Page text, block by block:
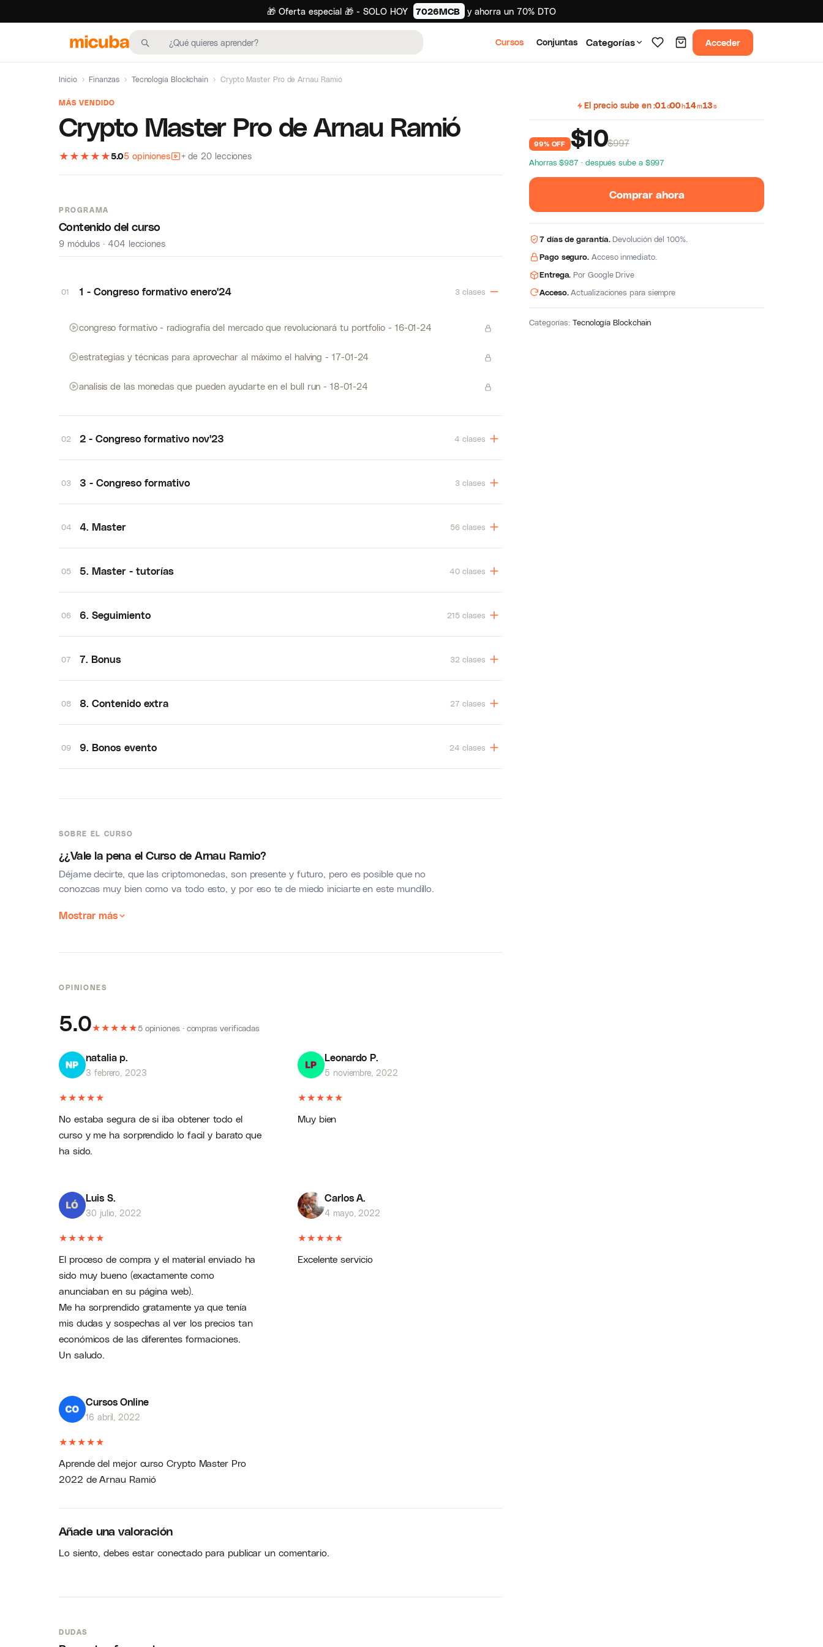
🎁 Oferta especial 🎁 - SOLO HOY 7026MCB y ahorra un 70% DTO
Cursos Conjuntas Categorías Acceder
Inicio › Finanzas › Tecnología Blockchain › Crypto Master Pro de Arnau Ramió
MÁS VENDIDO
Crypto Master Pro de Arnau Ramió
★ ★ ★ ★ ★5.05 opiniones + de 20 lecciones
SOBRE EL CURSO
¿¿Vale la pena el Curso de Arnau Ramio?
Déjame decirte, que las criptomonedas, son presente y futuro, pero es posible que no
conozcas muy bien como va todo esto, y por eso te de miedo iniciarte en este mundillo.
Mostrar más
PROGRAMA
Contenido del curso
9 módulos · 404 lecciones
01 1 - Congreso formativo enero'24 3 clases
congreso formativo - radiografía del mercado que revolucionará tu portfolio - 16-01-24
estrategias y técnicas para aprovechar al máximo el halving - 17-01-24
analisis de las monedas que pueden ayudarte en el bull run - 18-01-24
02 2 - Congreso formativo nov'23 4 clases
03 3 - Congreso formativo 3 clases
04 4. Master 56 clases
05 5. Master - tutorías 40 clases
06 6. Seguimiento 215 clases
07 7. Bonus 32 clases
08 8. Contenido extra 27 clases
09 9. Bonos evento 24 clases
OPINIONES
5.0★★★★★5 opiniones · compras verificadas
natalia p.
3 febrero, 2023
★★★★★
No estaba segura de si iba obtener todo el
curso y me ha sorprendido lo facil y barato que
ha sido.
Leonardo P.
5 noviembre, 2022
★★★★★
Muy bien
Luis S.
30 julio, 2022
★★★★★
El proceso de compra y el material enviado ha
sido muy bueno (exactamente como
anunciaban en su página web).
Me ha sorprendido gratamente ya que tenía
mis dudas y sospechas al ver los precios tan
económicos de las diferentes formaciones.
Un saludo.
Carlos A.
4 mayo, 2022
★★★★★
Excelente servicio
Cursos Online
16 abril, 2022
★★★★★
Aprende del mejor curso Crypto Master Pro
2022 de Arnau Ramió
Añade una valoración
Lo siento, debes estarconectadopara publicar un comentario.
DUDAS
El precio sube en 01d00h14m12s
99% OFF $10$997
Ahorras $987 · después sube a $997
Comprar ahora
7 días de garantía.Devolución del 100%.
Pago seguro. Acceso inmediato.
Entrega. Por Google Drive
Acceso.Actualizaciones para siempre
Categorías:Tecnología Blockchain